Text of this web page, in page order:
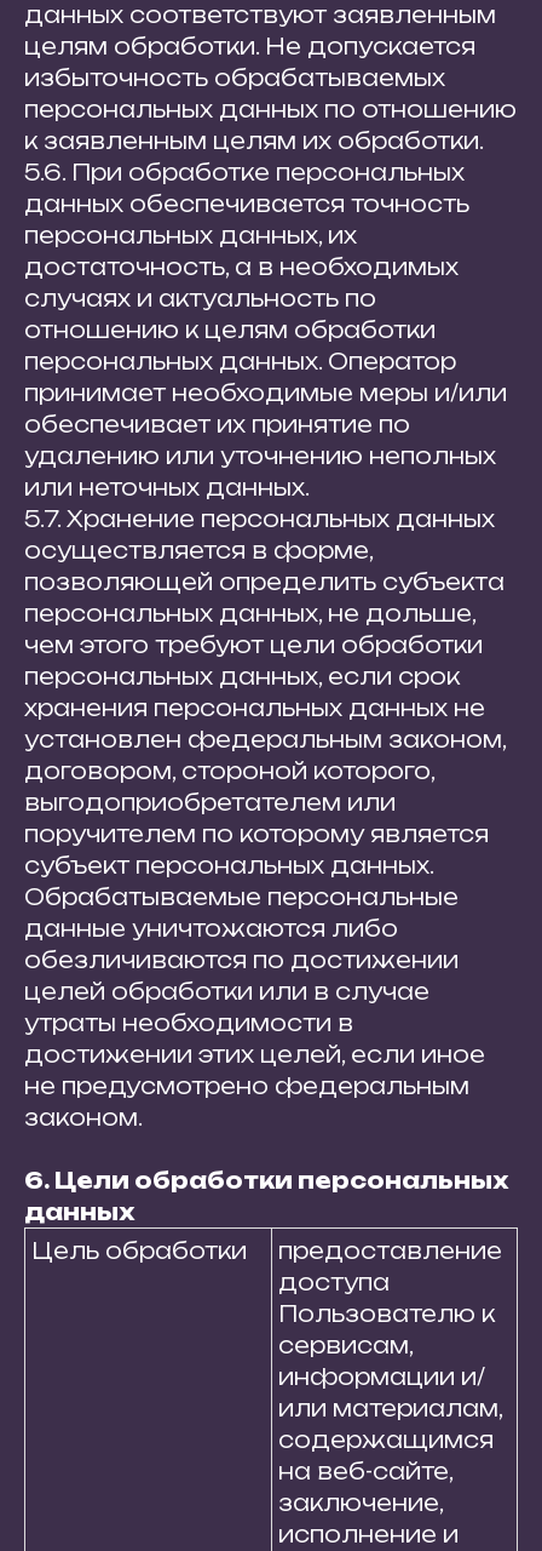
данных соответствуют заявленным
целям обработки. Не допускается
избыточность обрабатываемых
персональных данных по отношению
к заявленным целям их обработки.
5.6. При обработке персональных
данных обеспечивается точность
персональных данных, их
достаточность, а в необходимых
случаях и актуальность по
отношению к целям обработки
персональных данных. Оператор
принимает необходимые меры и/или
обеспечивает их принятие по
удалению или уточнению неполных
или неточных данных.
5.7. Хранение персональных данных
осуществляется в форме,
позволяющей определить субъекта
персональных данных, не дольше,
чем этого требуют цели обработки
персональных данных, если срок
хранения персональных данных не
установлен федеральным законом,
договором, стороной которого,
выгодоприобретателем или
поручителем по которому является
субъект персональных данных.
Обрабатываемые персональные
данные уничтожаются либо
обезличиваются по достижении
целей обработки или в случае
утраты необходимости в
достижении этих целей, если иное
не предусмотрено федеральным
законом.
6. Цели обработки персональных
данных
Цель обработки
предоставление
доступа
Пользователю к
сервисам,
информации и/
или материалам,
содержащимся
на веб-сайте,
заключение,
исполнение и